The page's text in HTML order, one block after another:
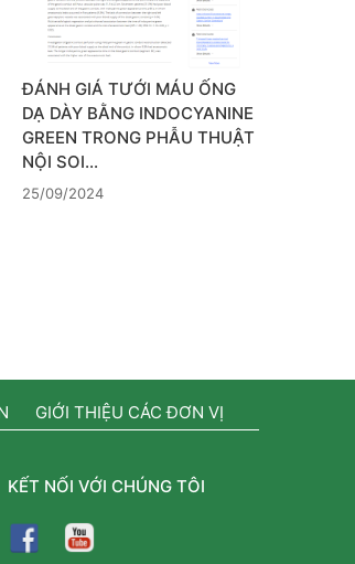
ĐÁNH GIÁ TƯỚI MÁU ỐNG
DẠ DÀY BẰNG INDOCYANINE
GREEN TRONG PHẪU THUẬT
NỘI SOI…
25/09/2024
GIỚI THIỆU CÁC ĐƠN VỊ
KẾT NỐI VỚI CHÚNG TÔI